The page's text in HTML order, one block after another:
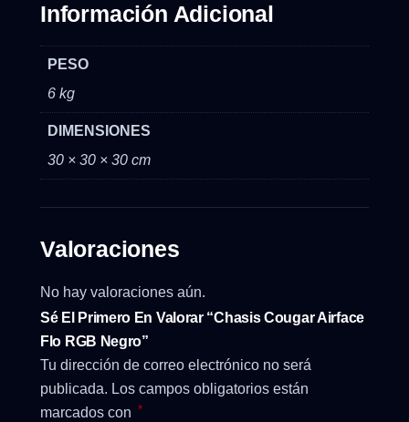
Información Adicional
PESO
6 kg
DIMENSIONES
30 × 30 × 30 cm
Valoraciones
No hay valoraciones aún.
Sé El Primero En Valorar “Chasis Cougar Airface
Flo RGB Negro”
Tu dirección de correo electrónico no será
publicada. Los campos obligatorios están
marcados con *